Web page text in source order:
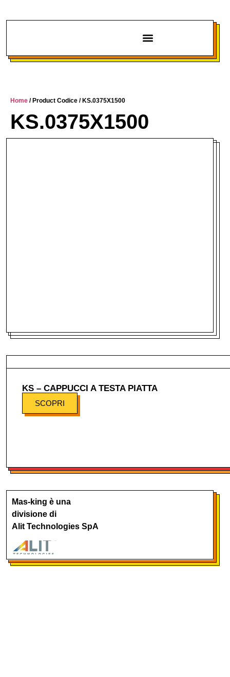
Home / Product Codice / KS.0375X1500
KS.0375X1500
KS – CAPPUCCI A TESTA PIATTA
SCOPRI
Mas-king è una
divisione di
Alit Technologies SpA